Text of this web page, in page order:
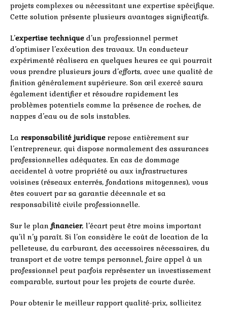
projets complexes ou nécessitant une expertise spécifique.
Cette solution présente plusieurs avantages significatifs.
L’expertise technique d’un professionnel permet
d’optimiser l’exécution des travaux. Un conducteur
expérimenté réalisera en quelques heures ce qui pourrait
vous prendre plusieurs jours d’efforts, avec une qualité de
finition généralement supérieure. Son œil exercé saura
également identifier et résoudre rapidement les
problèmes potentiels comme la présence de roches, de
nappes d’eau ou de sols instables.
La responsabilité juridique repose entièrement sur
l’entrepreneur, qui dispose normalement des assurances
professionnelles adéquates. En cas de dommage
accidentel à votre propriété ou aux infrastructures
voisines (réseaux enterrés, fondations mitoyennes), vous
êtes couvert par sa garantie décennale et sa
responsabilité civile professionnelle.
Sur le plan financier, l’écart peut être moins important
qu’il n’y paraît. Si l’on considère le coût de location de la
pelleteuse, du carburant, des accessoires nécessaires, du
transport et de votre temps personnel, faire appel à un
professionnel peut parfois représenter un investissement
comparable, surtout pour les projets de courte durée.
Pour obtenir le meilleur rapport qualité-prix, sollicitez